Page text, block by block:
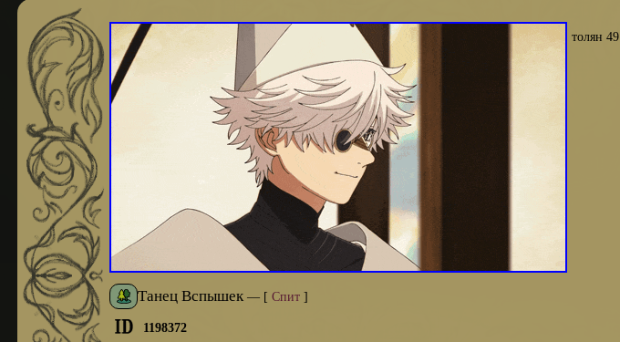
толян 49
Танец Вспышек— [ Спит]
1198372